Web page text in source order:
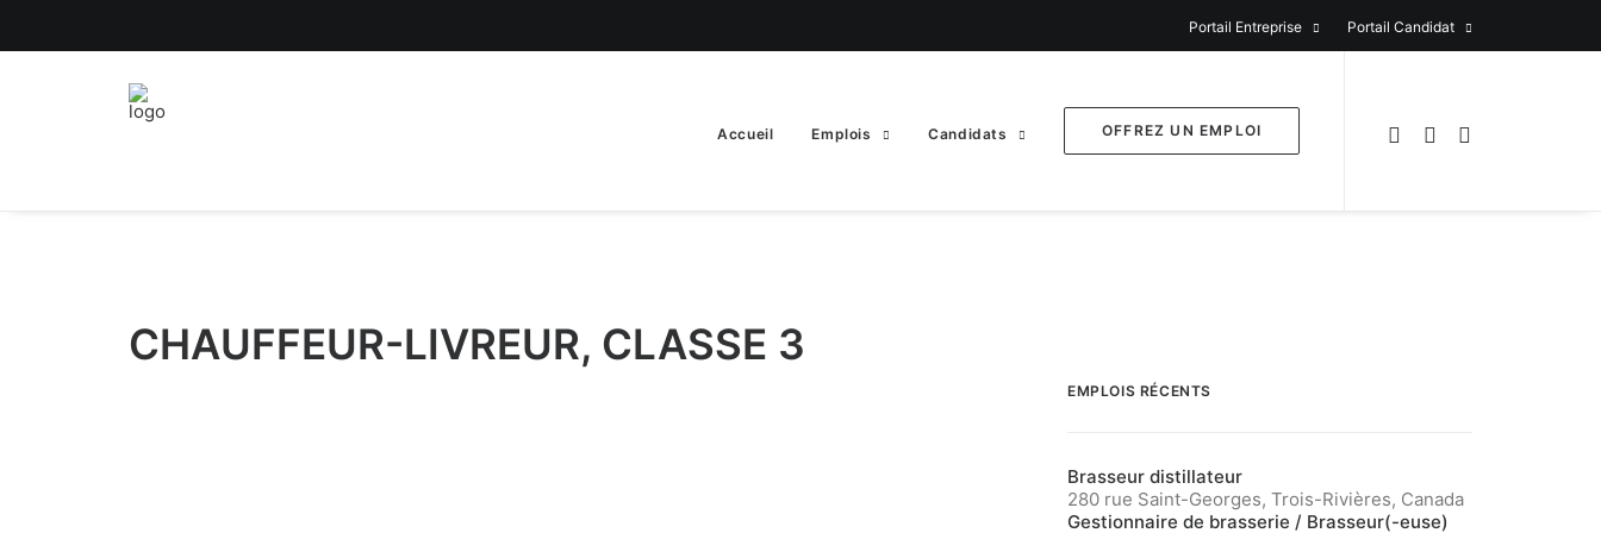
Portail Entreprise Portail Candidat
Accueil Emplois Candidats OFFREZ UN EMPLOI
CHAUFFEUR-LIVREUR, CLASSE 3
EMPLOIS RÉCENTS
Brasseur distillateur
280 rue Saint-Georges, Trois-Rivières, Canada
Gestionnaire de brasserie / Brasseur(-euse)